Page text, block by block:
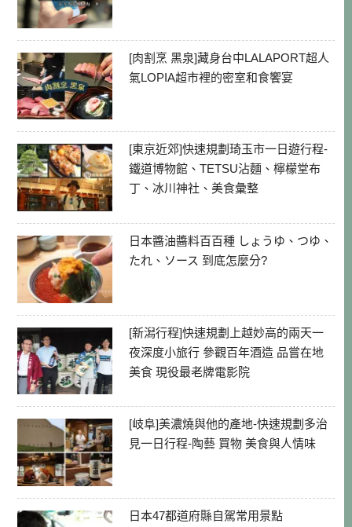
[肉割烹 黑泉]藏身台中LALAPORT超人
氣LOPIA超市裡的密室和食饗宴
[東京近郊]快速規劃琦玉市一日遊行程-
鐵道博物館、TETSU沾麵、檸檬堂布
丁、冰川神社、美食彙整
日本醬油醬料百百種 しょうゆ、つゆ、
たれ、ソース 到底怎麼分?
[新潟行程]快速規劃上越妙高的兩天一
夜深度小旅行 參觀百年酒造 品嘗在地
美食 現役最老牌電影院
[岐阜]美濃燒與他的產地-快速規劃多治
見一日行程-陶藝 買物 美食與人情味
日本47都道府縣自駕常用景點